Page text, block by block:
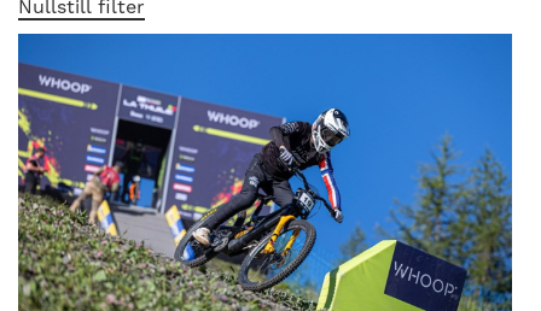
til
bli
en
folkesport.
Nullstill filter